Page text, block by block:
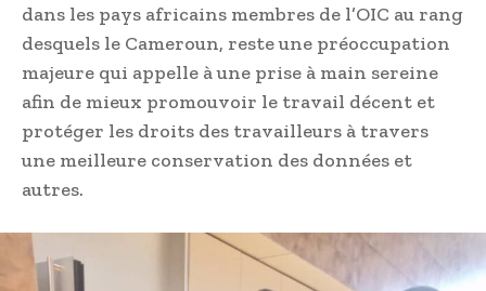
dans les pays africains membres de l’OIC au rang
desquels le Cameroun, reste une préoccupation
majeure qui appelle à une prise à main sereine
afin de mieux promouvoir le travail décent et
protéger les droits des travailleurs à travers
une meilleure conservation des données et
autres.